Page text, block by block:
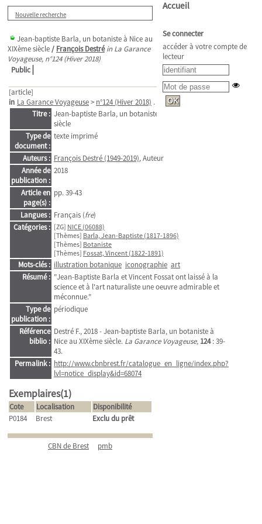
Nouvelle recherche
Jean-baptiste Barla, un botaniste à Nice au
XIXème siècle/ François Destré in La Garance
Voyageuse, n°124 (Hiver 2018)
Public
[article]
in La Garance Voyageuse> n°124 (Hiver 2018) . - pp. 39-43
Titre : Jean-baptiste Barla, un botaniste à Nice au XIXème
siècle
Type de
document :
texte imprimé
Auteurs : François Destré (1949-2019), Auteur
Année de
publication :
2018
Article en
page(s) :
pp. 39-43
Langues : Français (fre)
Catégories : [ZG] NICE (06088)
[Thèmes] Barla, Jean-Baptiste (1817-1896)
[Thèmes] Botaniste
[Thèmes] Fossat, Vincent (1822-1891)
Mots-clés : illustration botanique iconographie art
Résumé : "Jean-Baptiste Barla et Vincent Fossat ont laissé à la
science et à l'art naturaliste une oeuvre admirable et
méconnue."
Type de
publication :
périodique
Référence
biblio :
Destré F., 2018 - Jean-baptiste Barla, un botaniste à
Nice au XIXème siècle. La Garance Voyageuse, 124: 39-
43.
Permalink : http://www.cbnbrest.fr/catalogue_en_ligne/index.php?
lvl=notice_display&id=68074
Exemplaires(1)
Cote Localisation
Disponibilité
P0184
Brest Exclu du prêt
CBN de Brest pmb
Accueil
Se connecter
accéder à votre compte de
lecteur